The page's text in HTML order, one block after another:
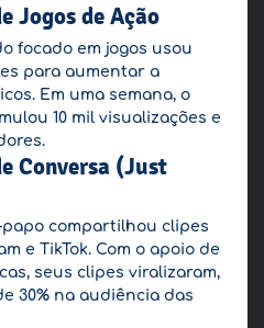
Jogos de Ação
focado em jogos usou
para aumentar a
Em uma semana, o
10 mil visualizações e
Conversa (Just
compartilhou clipes
e TikTok. Com o apoio de
seus clipes viralizaram,
30% na audiência das